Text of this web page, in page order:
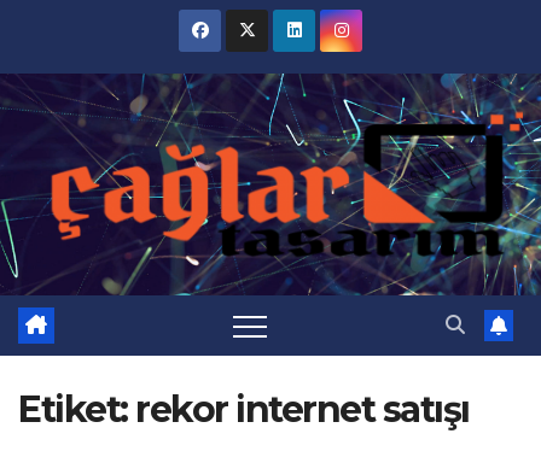
content
Etiket: rekor internet satışı